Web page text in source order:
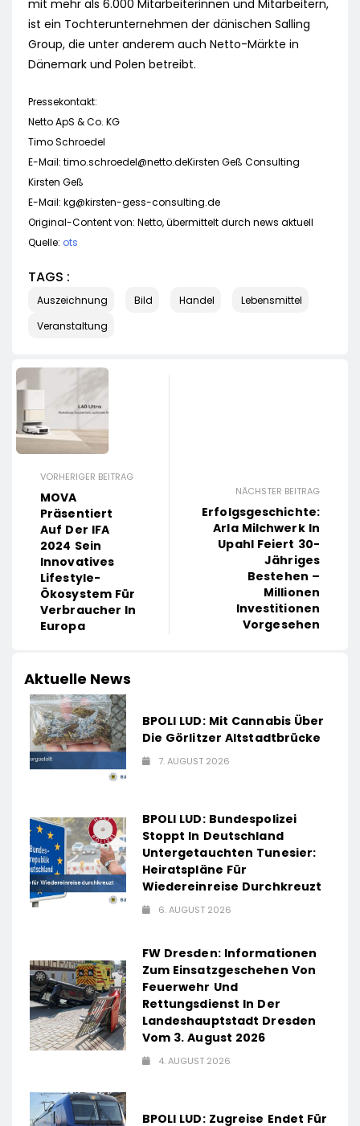
mit mehr als 6.000 Mitarbeiterinnen und Mitarbeitern,
ist ein Tochterunternehmen der dänischen Salling
Group, die unter anderem auch Netto-Märkte in
Dänemark und Polen betreibt.
Pressekontakt:
Netto ApS & Co. KG
Timo Schroedel
E-Mail: timo.schroedel@netto.deKirsten Geß Consulting
Kirsten Geß
E-Mail: kg@kirsten-gess-consulting.de
Original-Content von: Netto, übermittelt durch news aktuell
Quelle: ots
TAGS :
Auszeichnung Bild Handel
Lebensmittel
Veranstaltung
VORHERIGER BEITRAG
MOVA
Präsentiert
Auf Der IFA
2024 Sein
Innovatives
Lifestyle-
Ökosystem Für
Verbraucher In
Europa
NÄCHSTER BEITRAG
Erfolgsgeschichte:
Arla Milchwerk In
Upahl Feiert 30-
Jähriges
Bestehen –
Millionen
Investitionen
Vorgesehen
Aktuelle News
BPOLI LUD: Mit Cannabis Über
Die Görlitzer Altstadtbrücke
7. AUGUST 2026
BPOLI LUD: Bundespolizei
Stoppt In Deutschland
Untergetauchten Tunesier:
Heiratspläne Für
Wiedereinreise Durchkreuzt
6. AUGUST 2026
FW Dresden: Informationen
Zum Einsatzgeschehen Von
Feuerwehr Und
Rettungsdienst In Der
Landeshauptstadt Dresden
Vom 3. August 2026
4. AUGUST 2026
BPOLI LUD: Zugreise Endet Für